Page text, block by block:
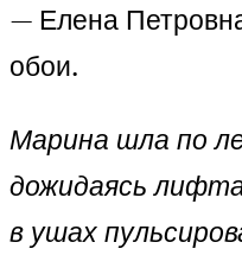
— Елена
обои.
Марина шла по
дожидаясь
в ушах